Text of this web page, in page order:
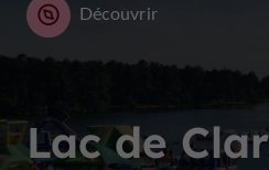
Lac de
Découvrir